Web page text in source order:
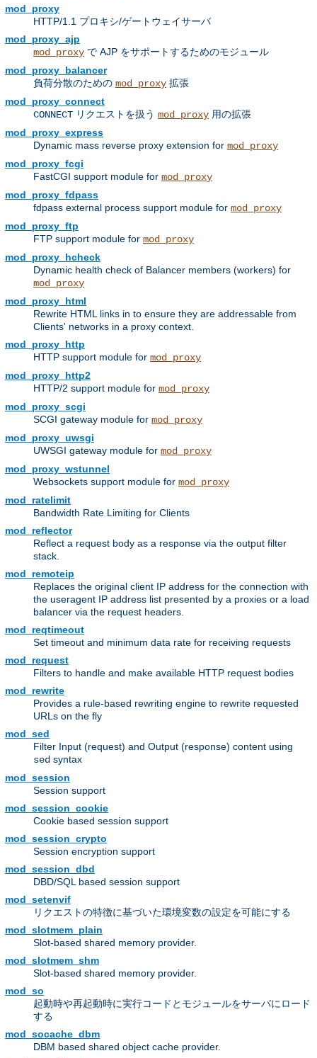
mod_proxy
HTTP/1.1 プロキシ/ゲートウェイサーバ
mod_proxy_ajp
mod_proxy で AJP をサポートするためのモジュール
mod_proxy_balancer
負荷分散のための mod_proxy 拡張
mod_proxy_connect
CONNECT リクエストを扱う mod_proxy 用の拡張
mod_proxy_express
Dynamic mass reverse proxy extension for mod_proxy
mod_proxy_fcgi
FastCGI support module for mod_proxy
mod_proxy_fdpass
fdpass external process support module for mod_proxy
mod_proxy_ftp
FTP support module for mod_proxy
mod_proxy_hcheck
Dynamic health check of Balancer members (workers) for
mod_proxy
mod_proxy_html
Rewrite HTML links in to ensure they are addressable from
Clients' networks in a proxy context.
mod_proxy_http
HTTP support module for mod_proxy
mod_proxy_http2
HTTP/2 support module for mod_proxy
mod_proxy_scgi
SCGI gateway module for mod_proxy
mod_proxy_uwsgi
UWSGI gateway module for mod_proxy
mod_proxy_wstunnel
Websockets support module for mod_proxy
mod_ratelimit
Bandwidth Rate Limiting for Clients
mod_reflector
Reflect a request body as a response via the output filter
stack.
mod_remoteip
Replaces the original client IP address for the connection with
the useragent IP address list presented by a proxies or a load
balancer via the request headers.
mod_reqtimeout
Set timeout and minimum data rate for receiving requests
mod_request
Filters to handle and make available HTTP request bodies
mod_rewrite
Provides a rule-based rewriting engine to rewrite requested
URLs on the fly
mod_sed
Filter Input (request) and Output (response) content using
sed syntax
mod_session
Session support
mod_session_cookie
Cookie based session support
mod_session_crypto
Session encryption support
mod_session_dbd
DBD/SQL based session support
mod_setenvif
リクエストの特徴に基づいた環境変数の設定を可能にする
mod_slotmem_plain
Slot-based shared memory provider.
mod_slotmem_shm
Slot-based shared memory provider.
mod_so
起動時や再起動時に実行コードとモジュールをサーバにロード
する
mod_socache_dbm
DBM based shared object cache provider.